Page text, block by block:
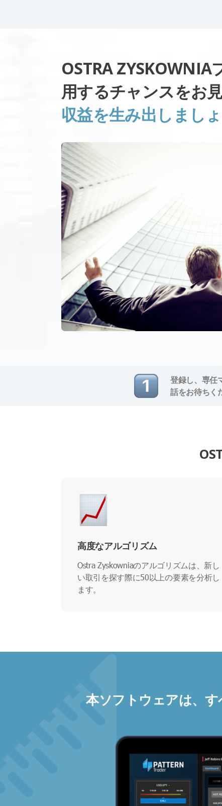
OSTRA
用するチャンスをお
収益を生み出しましょ
登録し、専任
話をお待ちく
高度なアルゴリズム
Ostra Zyskowniaのアルゴリズムは、新し
い取引を探す際に50以上の要素を分析し
ます。
本ソフトウェアは、